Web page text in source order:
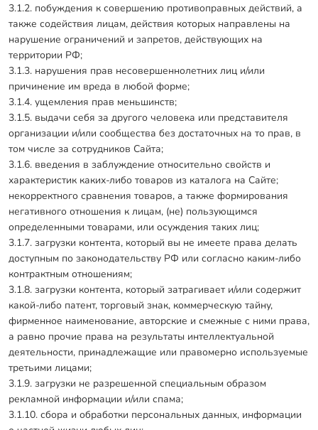
3.1.2. побуждения к совершению противоправных действий, а
также содействия лицам, действия которых направлены на
нарушение ограничений и запретов, действующих на
территории РФ;
3.1.3. нарушения прав несовершеннолетних лиц и/или
причинение им вреда в любой форме;
3.1.4. ущемления прав меньшинств;
3.1.5. выдачи себя за другого человека или представителя
организации и/или сообщества без достаточных на то прав, в
том числе за сотрудников Сайта;
3.1.6. введения в заблуждение относительно свойств и
характеристик каких-либо товаров из каталога на Сайте;
некорректного сравнения товаров, а также формирования
негативного отношения к лицам, (не) пользующимся
определенными товарами, или осуждения таких лиц;
3.1.7. загрузки контента, который вы не имеете права делать
доступным по законодательству РФ или согласно каким-либо
контрактным отношениям;
3.1.8. загрузки контента, который затрагивает и/или содержит
какой-либо патент, торговый знак, коммерческую тайну,
фирменное наименование, авторские и смежные с ними права,
а равно прочие права на результаты интеллектуальной
деятельности, принадлежащие или правомерно используемые
третьими лицами;
3.1.9. загрузки не разрешенной специальным образом
рекламной информации и/или спама;
3.1.10. сбора и обработки персональных данных, информации